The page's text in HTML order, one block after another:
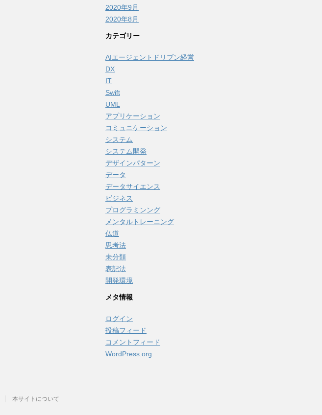
2020年9月
2020年8月
カテゴリー
AIエージェントドリブン経営
DX
IT
Swift
UML
アプリケーション
コミュニケーション
システム
システム開発
デザインパターン
データ
データサイエンス
ビジネス
プログラミンング
メンタルトレーニング
仏道
思考法
未分類
表記法
開発環境
メタ情報
ログイン
投稿フィード
コメントフィード
WordPress.org
本サイトについて